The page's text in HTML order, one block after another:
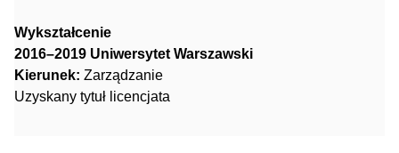
Wykształcenie
2016–2019 Uniwersytet Warszawski
Kierunek: Zarządzanie
Uzyskany tytuł licencjata